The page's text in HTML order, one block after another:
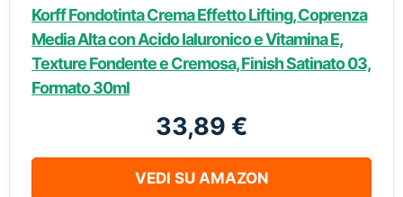
Korff Fondotinta Crema Effetto Lifting, Coprenza
Media Alta con Acido Ialuronico e Vitamina E,
Texture Fondente e Cremosa, Finish Satinato 03,
Formato 30ml
33,89 €
VEDI SU AMAZON